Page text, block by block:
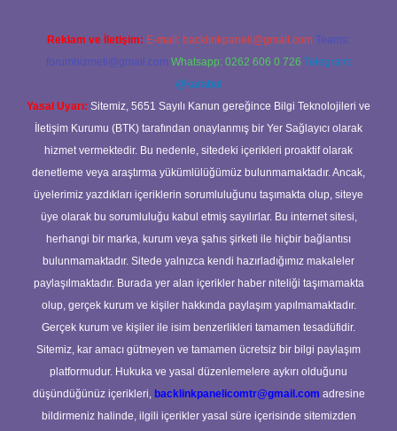
Reklam ve İletişim: E-mail: backlinkpaneli@gmail.com Teams:
forumhizmeti@gmail.com Whatsapp: 0262 606 0 726 Telegram:
@karabul
Yasal Uyarı: Sitemiz, 5651 Sayılı Kanun gereğince Bilgi Teknolojileri ve
İletişim Kurumu (BTK) tarafından onaylanmış bir Yer Sağlayıcı olarak
hizmet vermektedir. Bu nedenle, sitedeki içerikleri proaktif olarak
denetleme veya araştırma yükümlülüğümüz bulunmamaktadır. Ancak,
üyelerimiz yazdıkları içeriklerin sorumluluğunu taşımakta olup, siteye
üye olarak bu sorumluluğu kabul etmiş sayılırlar. Bu internet sitesi,
herhangi bir marka, kurum veya şahıs şirketi ile hiçbir bağlantısı
bulunmamaktadır. Sitede yalnızca kendi hazırladığımız makaleler
paylaşılmaktadır. Burada yer alan içerikler haber niteliği taşımamakta
olup, gerçek kurum ve kişiler hakkında paylaşım yapılmamaktadır.
Gerçek kurum ve kişiler ile isim benzerlikleri tamamen tesadüfidir.
Sitemiz, kar amacı gütmeyen ve tamamen ücretsiz bir bilgi paylaşım
platformudur. Hukuka ve yasal düzenlemelere aykırı olduğunu
düşündüğünüz içerikleri, backlinkpanelicomtr@gmail.com adresine
bildirmeniz halinde, ilgili içerikler yasal süre içerisinde sitemizden